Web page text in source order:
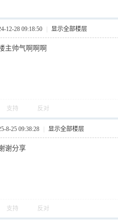
12-28 09:18:50 显示全部楼层
主帅气啊啊啊
支持 反对
8-25 09:38:28 显示全部楼层
谢分享
支持 反对